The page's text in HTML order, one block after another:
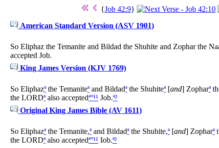
{Job 42:9}
American Standard Version (ASV 1901)
So Eliphaz the Temanite and Bildad the Shuhite and Zophar the
accepted Job.
King James Version (KJV 1769)
So Eliphazªthe Temaniteªand Bildadªthe Shuhiteª[and] Zopharª
the LORDªalso acceptedª°¹¹ Job.ª²
Original King James Bible (AV 1611)
So Eliphazªthe Temanite,ªand Bildadªthe Shuhite,ª[and] Zopharª
the LORDªalso acceptedª°¹¹ Iob.ª²